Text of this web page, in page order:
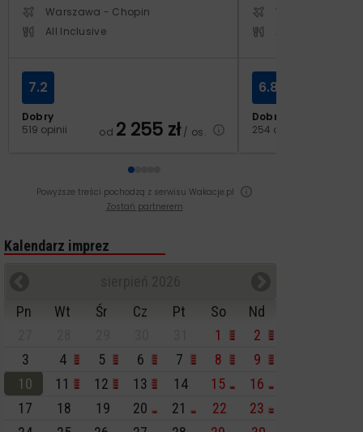
Warszawa - Chopin
All Inclusive
Dobry
519 opinii
7.2
od 2 255 zł/ os.
Warszawa -
Dobry
254 opinie
6.8
Powyższe treści pochodzą z serwisu Wakacje.pl
Zostań partnerem
Kalendarz imprez
Pn
Wt Śr Cz Pt So
Nd
1
2
3
4 5 6 7 8
9
10
11 12 13 14 15
16
17
18 19 20 21 22
23